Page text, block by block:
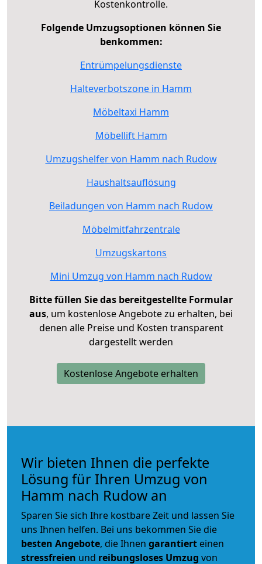
Kostenkontrolle.
Folgende Umzugsoptionen können Sie
benkommen:
Entrümpelungsdienste
Halteverbotszone in Hamm
Möbeltaxi Hamm
Möbellift Hamm
Umzugshelfer von Hamm nach Rudow
Haushaltsauflösung
Beiladungen von Hamm nach Rudow
Möbelmitfahrzentrale
Umzugskartons
Mini Umzug von Hamm nach Rudow
Bitte füllen Sie das bereitgestellte Formular
aus, um kostenlose Angebote zu erhalten, bei
denen alle Preise und Kosten transparent
dargestellt werden
Kostenlose Angebote erhalten
Wir bieten Ihnen die perfekte
Lösung für Ihren Umzug von
Hamm nach Rudow an
Sparen Sie sich Ihre kostbare Zeit und lassen Sie
uns Ihnen helfen. Bei uns bekommen Sie die
besten Angebote, die Ihnen garantiert einen
stressfreien und reibungsloses Umzug von